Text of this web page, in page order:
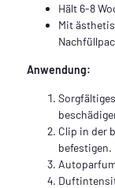
Hält 6-8
Mit
Anwendung:
Clip in der
befestigen.